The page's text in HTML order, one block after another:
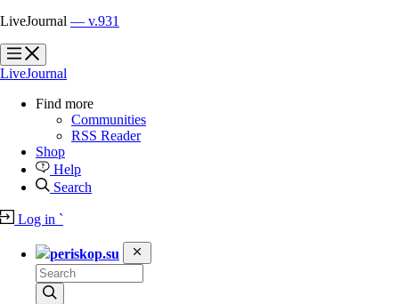
LiveJournal — v.931
?
?
LiveJournal
Find more
Communities
RSS Reader
Shop
Help
Search
Log in `
periskop.su